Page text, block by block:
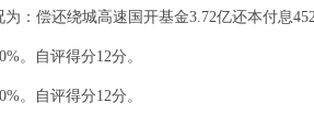
：偿还绕城高速国开基金3.72亿还本付息
。自评得分12分。
。自评得分12分。